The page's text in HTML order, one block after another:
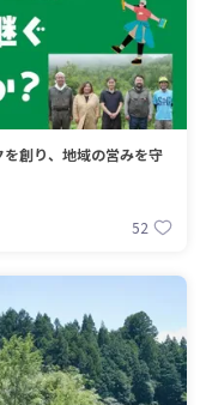
創り、地域の営みを守
52